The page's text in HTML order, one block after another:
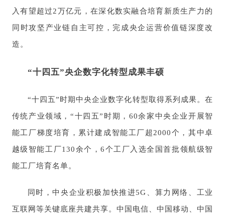
入有望超过2万亿元，在深化数实融合培育新质生产力的
同时攻坚产业链自主可控，完成央企运营价值链深度改
造。
“十四五”央企数字化转型成果丰硕
“十四五”时期中央企业数字化转型取得系列成果。在
传统产业领域，“十四五”时期，60余家中央企业开展智
能工厂梯度培育，累计建成智能工厂超2000个，其中卓
越级智能工厂130余个，6个工厂入选全国首批领航级智
能工厂培育名单。
同时，中央企业积极加快推进5G、算力网络、工业
互联网等关键底座共建共享。中国电信、中国移动、中国